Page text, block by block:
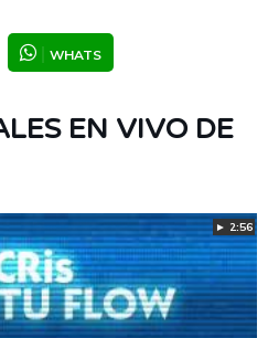
WHATS
EN VIVO DE
► 2:56